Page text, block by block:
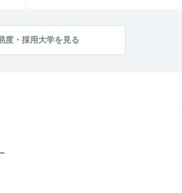
社風・文化
度・採用大学を見る